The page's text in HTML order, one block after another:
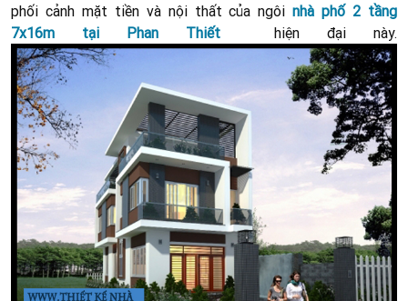
phối cảnh mặt tiền và nội thất của ngôinhà phố 2 tầng
7x16m tại Phan Thiết
hiện đại này.